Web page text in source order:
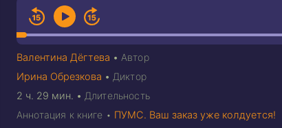
Валентина Дёгтева • Автор
Ирина Обрезкова • Диктор
2 ч. 29 мин. • Длительность
Аннотация к книге • ПУМС. Ваш заказ уже колдуется!